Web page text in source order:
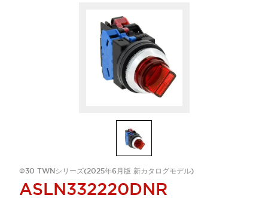
Φ30 TWNシリーズ(2025年6月版 新カタログモデル)
ASLN332220DNR